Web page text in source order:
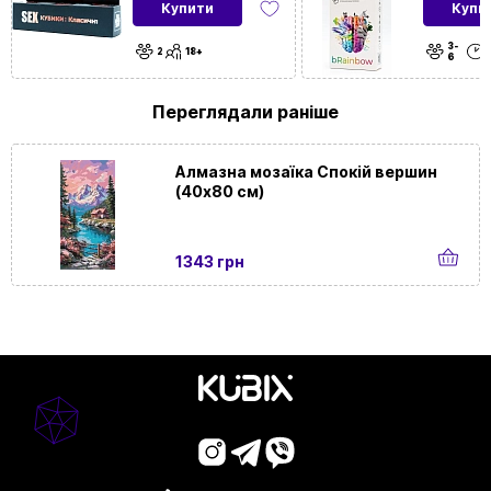
Купити
2 18+
3-
6
Переглядали раніше
Алмазна мозаїка Спокій вершин
(40х80 см)
1343 грн